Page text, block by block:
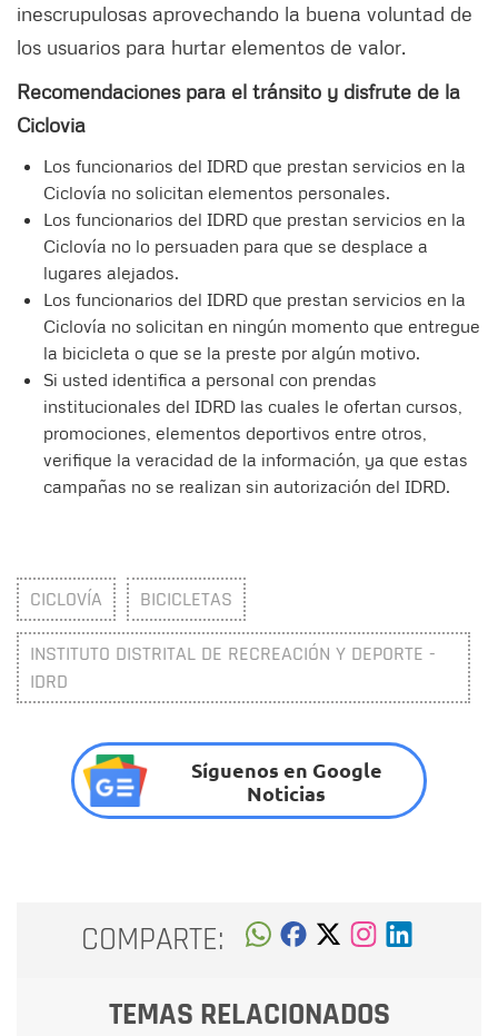
inescrupulosas aprovechando la buena voluntad de
los usuarios para hurtar elementos de valor.
Recomendaciones para el tránsito y disfrute de la
Ciclovia
Los funcionarios del IDRD que prestan servicios en la
Ciclovía no solicitan elementos personales.
Los funcionarios del IDRD que prestan servicios en la
Ciclovía no lo persuaden para que se desplace a
lugares alejados.
Los funcionarios del IDRD que prestan servicios en la
Ciclovía no solicitan en ningún momento que entregue
la bicicleta o que se la preste por algún motivo.
Si usted identifica a personal con prendas
institucionales del IDRD las cuales le ofertan cursos,
promociones, elementos deportivos entre otros,
verifique la veracidad de la información, ya que estas
campañas no se realizan sin autorización del IDRD.
CICLOVÍA BICICLETAS
INSTITUTO DISTRITAL DE RECREACIÓN Y DEPORTE -
IDRD
Síguenos en Google
Noticias
COMPARTE:
TEMAS RELACIONADOS